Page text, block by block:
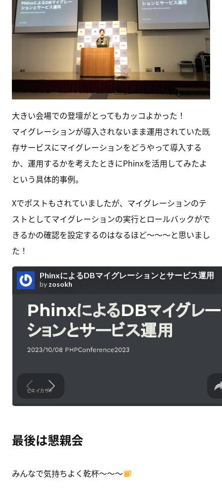
大きい会場での登壇がとってもカッコよかった！
マイグレーションが導入されないまま運用されていた既
存サービスにマイグレーションをどうやって導入する
か、運用するかを考えたときにPhinxを活用してみたよ
という具体的事例。
Xでポストもされていましたが、マイグレーションのテ
ストとしてマイグレーションの実行とロールバックがで
きるかの確認を設定するのはなるほど〜〜〜と思いまし
た！
最後は懇親会
みんなで気持ちよく乾杯〜〜〜